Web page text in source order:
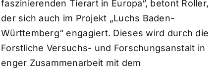
faszinierenden Tierart in Europa“, betont Roller,
der sich auch im Projekt „Luchs Baden-
Württemberg“ engagiert. Dieses wird durch die
Forstliche Versuchs- und Forschungsanstalt in
enger Zusammenarbeit mit dem